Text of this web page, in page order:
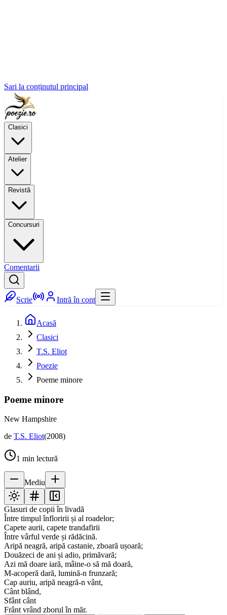
Sari la conținutul principal
Clasici
Atelier
Revistă
Concursuri
Comentarii
Scrie Intră în cont
Acasă
Clasici
T.S. Eliot
Poezie
Poeme minore
Poeme minore
New Hampshire
de T.S. Eliot(2008)
1 min lectură
Mediu
Glasuri de copii în livadă
Între timpul înfloririi și al roadelor;
Capete aurii, capete trandafirii
Între vârful verde și rădăcină.
Aripă neagră, aripă castanie, zboară ușoară;
Douăzeci de ani și adio, primăvară;
Azi mă doare iară, mâine-o să mă doară,
M-acoperă dară, lumină-n frunzară;
Cap auriu, aripă neagră-n vânt,
Cânt blând,
Sfânt cânt
Frânt vrând zborul în măr.